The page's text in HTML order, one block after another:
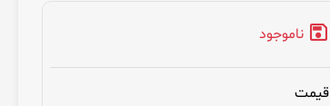
ناموجود
قیمت